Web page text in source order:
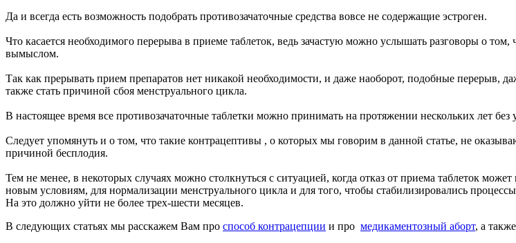
Да и всегда есть возможность подобрать противозачаточные средства вовсе не содержащие эстроген.
Что касается необходимого перерыва в приеме таблеток, ведь зачастую можно услышать разговоры о
вымыслом.
Так как прерывать прием препаратов нет никакой необходимости, и даже наоборот, подобные перерыв,
также стать причиной сбоя менструального цикла.
В настоящее время все противозачаточные таблетки можно принимать на протяжении нескольких лет
Следует упомянуть и о том, что такие контрацептивы , о которых мы говорим в данной статье, не
причиной бесплодия.
Тем не менее, в некоторых случаях можно столкнуться с ситуацией, когда отказ от приема таблеток
новым условиям, для нормализации менструального цикла и для того, чтобы стабилизировались
На это должно уйти не более трех-шести месяцев.
В следующих статьях мы расскажем Вам про способ контрацепции и про медикаментозный аборт, а